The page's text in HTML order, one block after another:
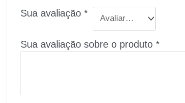
Sua avaliação *
Sua avaliação sobre o produto *